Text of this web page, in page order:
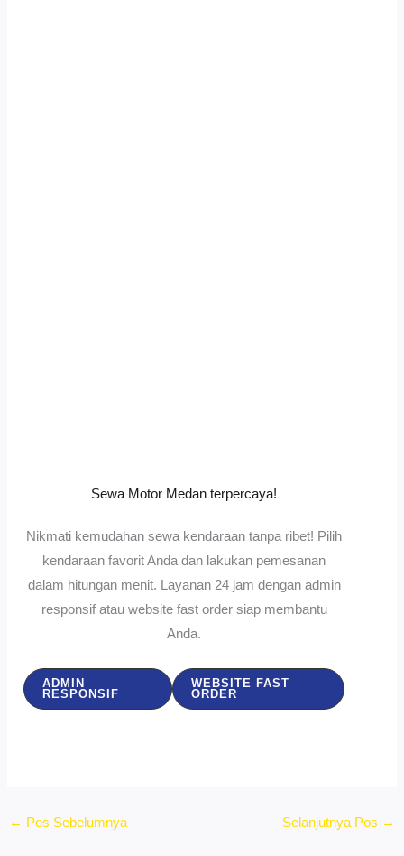
Sewa Motor Medan terpercaya!
Nikmati kemudahan sewa kendaraan tanpa ribet! Pilih
kendaraan favorit Anda dan lakukan pemesanan
dalam hitungan menit. Layanan 24 jam dengan admin
responsif atau website fast order siap membantu
Anda.
ADMIN
RESPONSIF
WEBSITE FAST
ORDER
← Pos Sebelumnya Selanjutnya Pos →